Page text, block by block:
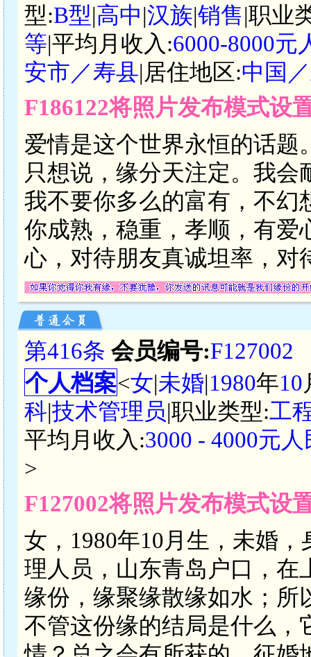
型:B型|高中|汉族|销售|职业
等|平均月收入:6000-8000元
安市／寿县|居住地区:中国
F186122将照片发布模式设
爱情是这个世界永恒的话题
只想说，缘分天注定。我
我不要你多么的富有，不幻
你成熟，稳重，孝顺，有爱
心，对待朋友真诚坦率，对
第416条 会员编号:F127002
个人档案<女|未婚|1980年10
科|技术管理员|职业类型:工
平均月收入:3000 - 4000元
>
F127002将照片发布模式设
女，1980年10月生，未婚
理人员，山东青岛户口，在
缘份，缘聚缘散缘如水；所
不管这份缘的结局是什么